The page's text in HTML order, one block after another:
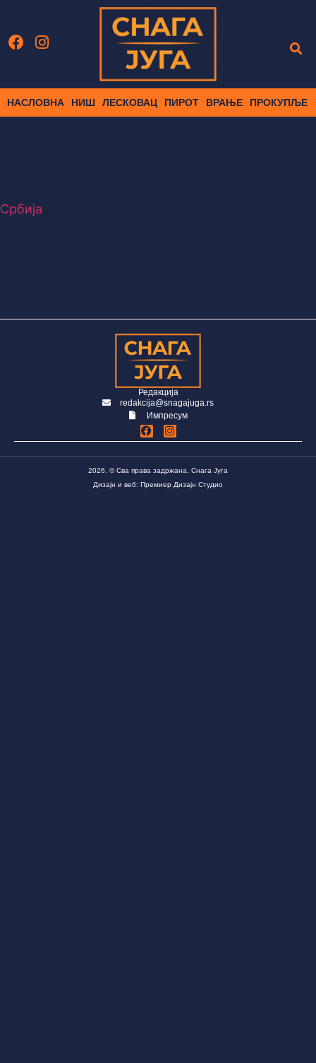
НАСЛОВНА НИШ ЛЕСКОВАЦ ПИРОТ ВРАЊЕ ПРОКУПЉЕ
Србија
Редакција
redakcija@snagajuga.rs
Импресум
2026. © Сва права задржана. Снага Југа
Дизајн и веб: Премиер Дизајн Студио